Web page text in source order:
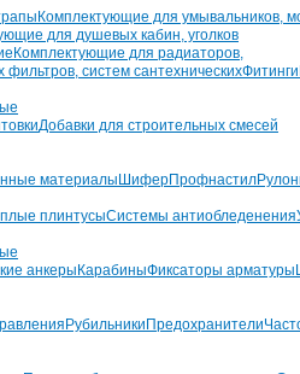
Комплектующие для умывальников,
для душевых кабин, уголков
Комплектующие для радиаторов,
систем сантехническихФитинги
Добавки для строительных смесей
материалы ШиферПрофнастил
плинтусыСистемы антиобледенения
анкеры КарабиныФиксаторы арматуры
Рубильники Предохранители